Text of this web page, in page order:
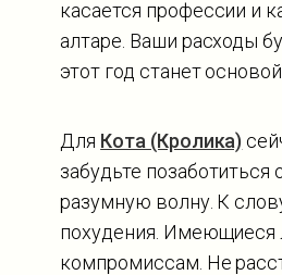
касается профессии и
алтаре. Ваши расходы
этот год станет
Для Кота (Кролика)
забудьте
разумную волну. К
похудения. Имеющиеся
компромиссам. Не